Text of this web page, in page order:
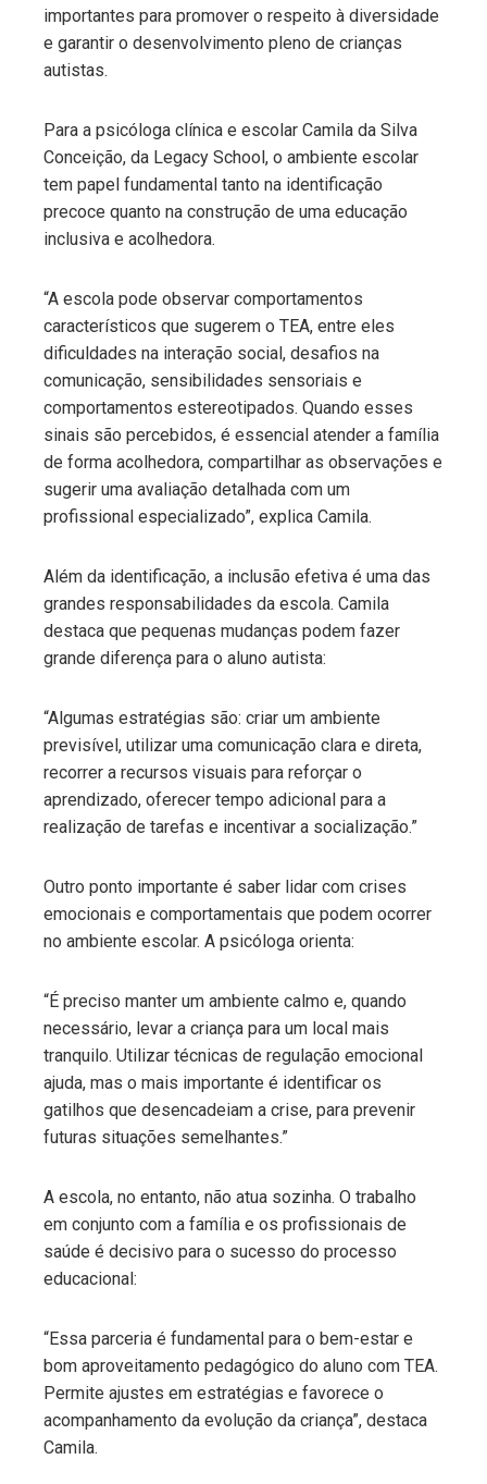
importantes para promover o respeito à diversidade
e garantir o desenvolvimento pleno de crianças
autistas.
Para a psicóloga clínica e escolar Camila da Silva
Conceição, da Legacy School, o ambiente escolar
tem papel fundamental tanto na identificação
precoce quanto na construção de uma educação
inclusiva e acolhedora.
“A escola pode observar comportamentos
característicos que sugerem o TEA, entre eles
dificuldades na interação social, desafios na
comunicação, sensibilidades sensoriais e
comportamentos estereotipados. Quando esses
sinais são percebidos, é essencial atender a família
de forma acolhedora, compartilhar as observações e
sugerir uma avaliação detalhada com um
profissional especializado”, explica Camila.
Além da identificação, a inclusão efetiva é uma das
grandes responsabilidades da escola. Camila
destaca que pequenas mudanças podem fazer
grande diferença para o aluno autista:
“Algumas estratégias são: criar um ambiente
previsível, utilizar uma comunicação clara e direta,
recorrer a recursos visuais para reforçar o
aprendizado, oferecer tempo adicional para a
realização de tarefas e incentivar a socialização.”
Outro ponto importante é saber lidar com crises
emocionais e comportamentais que podem ocorrer
no ambiente escolar. A psicóloga orienta:
“É preciso manter um ambiente calmo e, quando
necessário, levar a criança para um local mais
tranquilo. Utilizar técnicas de regulação emocional
ajuda, mas o mais importante é identificar os
gatilhos que desencadeiam a crise, para prevenir
futuras situações semelhantes.”
A escola, no entanto, não atua sozinha. O trabalho
em conjunto com a família e os profissionais de
saúde é decisivo para o sucesso do processo
educacional:
“Essa parceria é fundamental para o bem-estar e
bom aproveitamento pedagógico do aluno com TEA.
Permite ajustes em estratégias e favorece o
acompanhamento da evolução da criança”, destaca
Camila.